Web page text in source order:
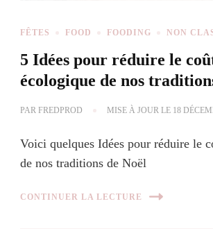
FÊTES FOOD FOODING NON
5 Idées pour réduire le
écologique de nos
PAR FREDPROD MISE À JOUR LE 18
Voici quelques Idées pour réduire le
de nos traditions de Noël
CONTINUER LA LECTURE